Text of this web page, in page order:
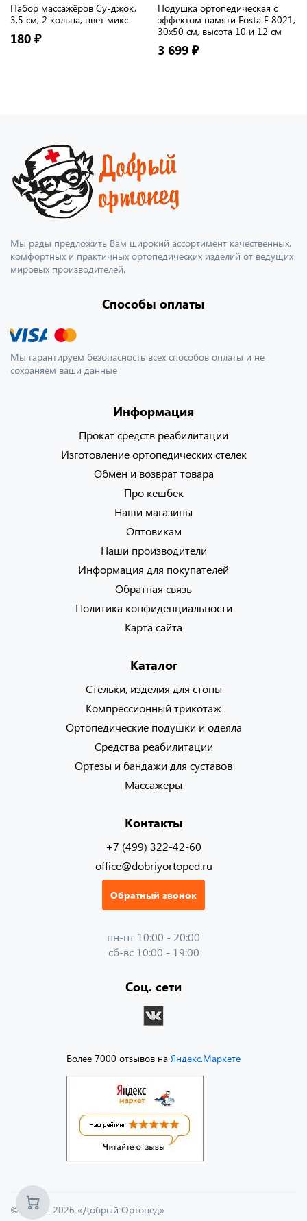
Набор массажёров Су-джок,
3,5 см, 2 кольца, цвет микс
180 ₽
Подушка ортопедическая с
эффектом памяти Fosta F 8021,
30х50 см, высота 10 и 12 см
3 699 ₽
Мы рады предложить Вам широкий ассортимент качественных,
комфортных и практичных ортопедических изделий от ведущих
мировых производителей.
Способы оплаты
Мы гарантируем безопасность всех способов оплаты и не
сохраняем ваши данные
Более 7000 отзывов на Яндекс.Маркете
Информация
Прокат средств реабилитации
Изготовление ортопедических стелек
Обмен и возврат товара
Про кешбек
Наши магазины
Оптовикам
Наши производители
Информация для покупателей
Обратная связь
Политика конфиденциальности
Карта сайта
Каталог
Стельки, изделия для стопы
Компрессионный трикотаж
Ортопедические подушки и одеяла
Средства реабилитации
Ортезы и бандажи для суставов
Массажеры
Контакты
+7 (499) 322-42-60
office@dobriyortoped.ru
Обратный звонок
пн-пт 10:00 - 20:00
сб-вс 10:00 - 19:00
Соц. сети
© 2013—2026 «Добрый Ортопед»